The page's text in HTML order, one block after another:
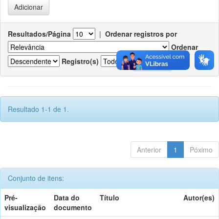
Resultados/Página | Ordenar registros por
Ordenar
Registro(s)
Resultado 1-1 de 1.
Anterior 1 Póximo
Conjunto de itens:
Pré-
visualização
Data do
documento
Título Autor(es)